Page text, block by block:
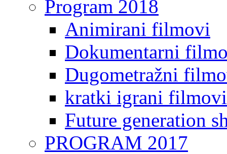
Program 2018
Animirani filmovi
Dokumentarni
Dugometražni
kratki igrani filmovi
Future generation
PROGRAM 2017